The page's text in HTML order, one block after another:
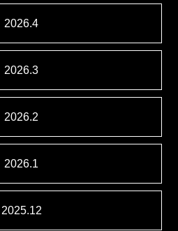
2026.4
2026.3
2026.2
2026.1
2025.12